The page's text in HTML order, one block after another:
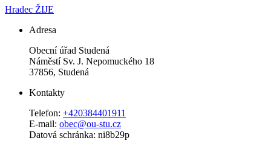
Hradec ŽIJE
Adresa
Obecní úřad Studená
Náměstí Sv. J. Nepomuckého 18
37856, Studená
Kontakty
Telefon: +420384401911
E-mail: obec@ou-stu.cz
Datová schránka: ni8b29p